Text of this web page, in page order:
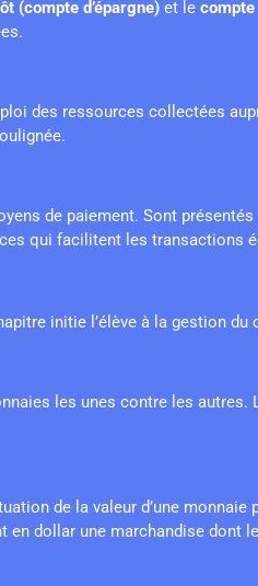
(compte d’épargne)et le
des ressources collectées
de paiement. Sont
qui facilitent les transactions
initie l’élève à la gestion du
les unes contre les autres.
de la valeur d’une monnaie
en dollar une marchandise dont